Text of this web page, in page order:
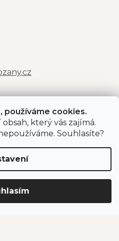
používáme cookies.
který vás zajímá.
Souhlasíte?